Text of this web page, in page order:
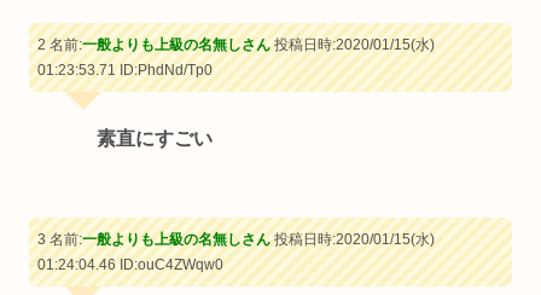
2 名前:一般よりも上級の名無しさん投稿日時:2020/01/15(水)
01:23:53.71ID:PhdNd/Tp0
素直にすごい
3 名前:一般よりも上級の名無しさん投稿日時:2020/01/15(水)
01:24:04.46ID:ouC4ZWqw0